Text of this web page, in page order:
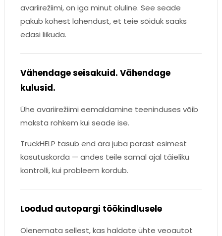
avariirežiimi, on iga minut oluline. See seade
pakub kohest lahendust, et teie sõiduk saaks
edasi liikuda.
Vähendage seisakuid. Vähendage
kulusid.
Ühe avariirežiimi eemaldamine teeninduses võib
maksta rohkem kui seade ise.
TruckHELP tasub end ära juba pärast esimest
kasutuskorda — andes teile samal ajal täieliku
kontrolli, kui probleem kordub.
Loodud autopargi töökindlusele
Olenemata sellest, kas haldate ühte veoautot